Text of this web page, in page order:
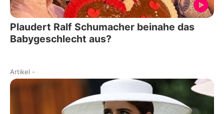
Plaudert Ralf Schumacher beinahe das
Babygeschlecht aus?
Artikel -